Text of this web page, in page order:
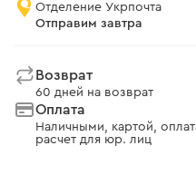
Отделение Укрпочта
Отправим завтра
Возврат
60 дней на возврат
Оплата
Наличными, картой,
расчет для юр. лиц